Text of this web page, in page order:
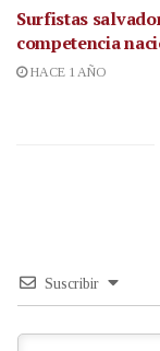
Surfistas
competencia
HACE 1 AÑO
Suscribir